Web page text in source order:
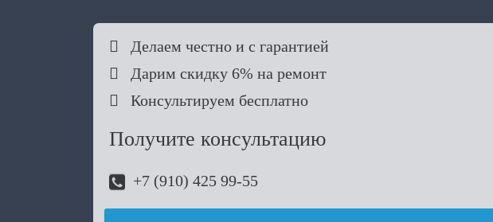
 Делаем честно и с гарантией
 Дарим скидку 6% на ремонт
 Консультируем бесплатно
Получите консультацию
+7 (910) 425 99-55